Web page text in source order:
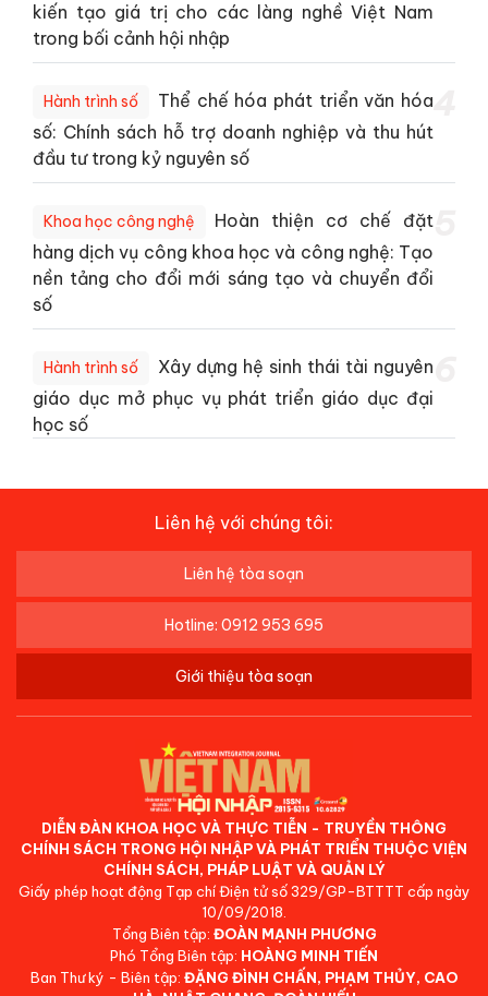
kiến tạo giá trị cho các làng nghề Việt Nam
trong bối cảnh hội nhập
Hành trình số
Thể chế hóa phát triển văn hóa
số: Chính sách hỗ trợ doanh nghiệp và thu hút
đầu tư trong kỷ nguyên số
Khoa học công nghệ
Hoàn thiện cơ chế đặt
hàng dịch vụ công khoa học và công nghệ: Tạo
nền tảng cho đổi mới sáng tạo và chuyển đổi
số
Hành trình số
Xây dựng hệ sinh thái tài nguyên
giáo dục mở phục vụ phát triển giáo dục đại
học số
Liên hệ với chúng tôi:
Liên hệ tòa soạn
Hotline: 0912 953 695
Giới thiệu tòa soạn
DIỄN ĐÀN KHOA HỌC VÀ THỰC TIỄN - TRUYỀN THÔNG
CHÍNH SÁCH TRONG HỘI NHẬP VÀ PHÁT TRIỂN THUỘC VIỆN
CHÍNH SÁCH, PHÁP LUẬT VÀ QUẢN LÝ
Giấy phép hoạt động Tạp chí Điện tử số 329/GP-BTTTT cấp ngày
10/09/2018.
Tổng Biên tập: ĐOÀN MẠNH PHƯƠNG
Phó Tổng Biên tập: HOÀNG MINH TIẾN
Ban Thư ký - Biên tập: ĐẶNG ĐÌNH CHẤN, PHẠM THỦY, CAO